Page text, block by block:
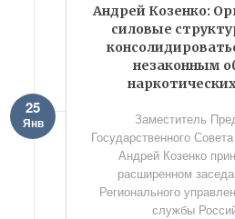
Андрей Козенко:
силовые
незаконным
25
Янв
Заместитель
Государственного
Андрей Козенко
расширенном
Регионального
службы